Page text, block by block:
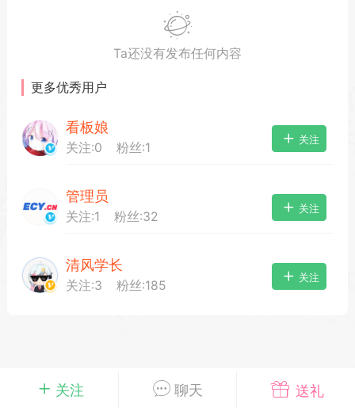
短位靓号彰显与众不同
萌新报道
手绘画师 游戏中心
员
04-03 16:49
电脑端 公开内容
起开发属于大家的“二次元宇宙”
~为爱发电~持续更新~
关注 聊天 送礼
Ta还没有发布任何内容
更多优秀用户
看板娘
关注:0 粉丝:1
关注
管理员
关注:1 粉丝:32
关注
清风学长
关注:3 粉丝:185
关注